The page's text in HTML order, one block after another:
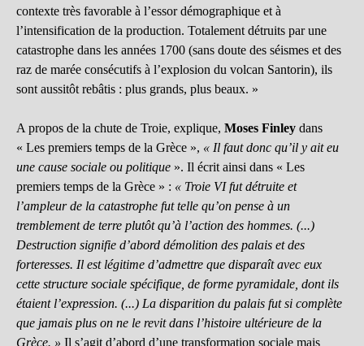
contexte très favorable à l’essor démographique et à
l’intensification de la production. Totalement détruits par une
catastrophe dans les années 1700 (sans doute des séismes et des
raz de marée consécutifs à l’explosion du volcan Santorin), ils
sont aussitôt rebâtis : plus grands, plus beaux. »
A propos de la chute de Troie, explique, Moses Finley dans
« Les premiers temps de la Grèce », « Il faut donc qu’il y ait eu
une cause sociale ou politique ». Il écrit ainsi dans « Les
premiers temps de la Grèce » : « Troie VI fut détruite et
l’ampleur de la catastrophe fut telle qu’on pense à un
tremblement de terre plutôt qu’à l’action des hommes. (...)
Destruction signifie d’abord démolition des palais et des
forteresses. Il est légitime d’admettre que disparaît avec eux
cette structure sociale spécifique, de forme pyramidale, dont ils
étaient l’expression. (...) La disparition du palais fut si complète
que jamais plus on ne le revit dans l’histoire ultérieure de la
Grèce. » Il s’agit d’abord d’une transformation sociale mais